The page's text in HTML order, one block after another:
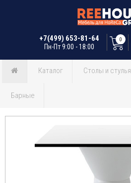
+7(499) 653-81-64
Пн-Пт 9:00 - 18:00
0
Каталог Столы и стулья
Барные